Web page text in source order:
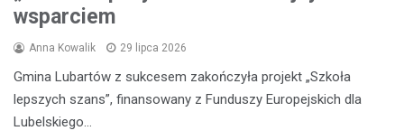
wsparciem
Anna Kowalik 29 lipca 2026
Gmina Lubartów z sukcesem zakończyła projekt „Szkoła
lepszych szans”, finansowany z Funduszy Europejskich dla
Lubelskiego…